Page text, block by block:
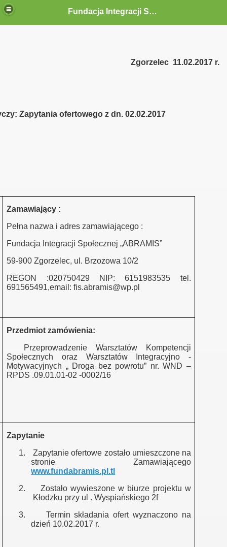
Fundacja Integracji Społecznej "ABRAMIS"
Zgorzelec 11.02.2017 r.
Zapytania ofertowego z dn. 02.02.2017
Zamawiający :
Pełna nazwa i adres zamawiającego :
Fundacja Integracji Społecznej „ABRAMIS”
59-900 Zgorzelec, ul. Brzozowa 10/2
REGON :020750429 NIP: 6151983535 tel.
691565491,email: fis.abramis@wp.pl
Przedmiot zamówienia:
Przeprowadzenie Warsztatów Kompetencji
Społecznych oraz Warsztatów Integracyjno -
Motywacyjnych „ Droga bez powrotu” nr. WND –
RPDS .09.01.01-02 -0002/16
Zapytanie
1.
Zapytanie ofertowe zostało umieszczone na
stronie Zamawiającego
www.fundabramis.pl.tl
2.
Zostało wywieszone w biurze projektu w
Kłodzku przy ul . Wyspiańskiego 2f
3.
Termin składania ofert wyznaczono na
dzień 10.02.2017 r.
-psycholog
pośrednik pracy
wyboru